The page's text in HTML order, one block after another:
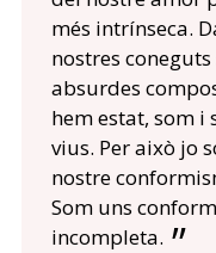
més intrínseca.
nostres
absurdes
hem estat, som i
vius. Per això jo
nostre
Som uns
incompleta.